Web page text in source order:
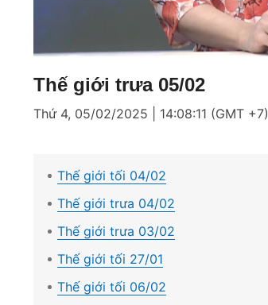
Loaded:
6.49%
Thế giới trưa 05/02
Thứ 4, 05/02/2025 | 14:08:11 (GMT +7)
Thế giới tối 04/02
Thế giới trưa 04/02
Thế giới trưa 03/02
Thế giới tối 27/01
Thế giới tối 06/02